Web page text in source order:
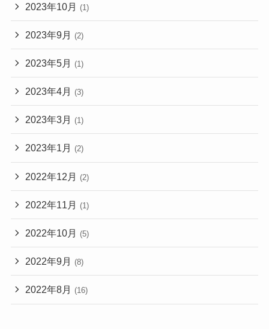
2023年10月 (1)
2023年9月 (2)
2023年5月 (1)
2023年4月 (3)
2023年3月 (1)
2023年1月 (2)
2022年12月 (2)
2022年11月 (1)
2022年10月 (5)
2022年9月 (8)
2022年8月 (16)